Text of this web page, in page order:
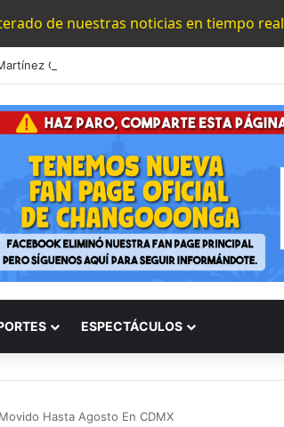
de nuestras noticias en tiempo real
ESPECTÁCULOS
Hasta Agosto En CDMX